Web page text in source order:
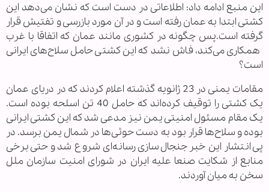
این منبع ادامه داد: اطلاعاتی در دست است که نشان می‌دهد این
کشتی ابتدا به عمان رفته است و در آن مورد بازرسی و تفتیش قرار
گرفته است.پس چگونه در کشوری مانند عمان که اتفاقا با غرب
همکاری می‌کند، فاش نشد که این کشتی حامل سلاح‌های ایرانی
است؟
مقامات یمنی در 23 ژانویه گذشته اعلام کردند که در دریای عمان
یک کشتی را توقیف کرده‌اند که حامل 40 تن اسلحه بوده است.
یک مقام مسئول امنیتی یمن نیز مدعی شد که این کشتی ایرانی
بوده و سلاح‌ها قرار بود به دست حوثی‌ها در شمال یمن برسد. در
پی انتشار این خبر جنجال‌سازی رسانه‌ای شروع شد و حتی برخی
منابع از شکایت صنعا علیه ایران در شورای امنیت سازمان ملل
سخن به میان آوردند.